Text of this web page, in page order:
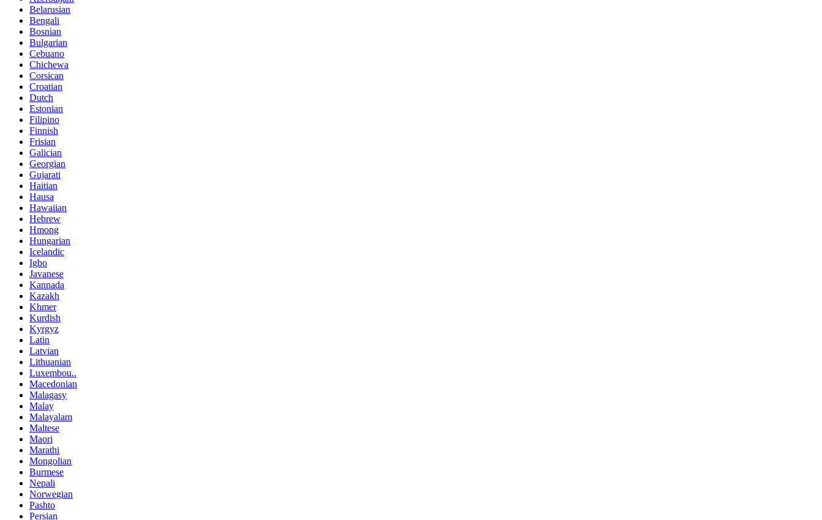
Belarusian
Bengali
Bosnian
Bulgarian
Cebuano
Chichewa
Corsican
Croatian
Dutch
Estonian
Filipino
Finnish
Frisian
Galician
Georgian
Gujarati
Haitian
Hausa
Hawaiian
Hebrew
Hmong
Hungarian
Icelandic
Igbo
Javanese
Kannada
Kazakh
Khmer
Kurdish
Kyrgyz
Latin
Latvian
Lithuanian
Luxembou..
Macedonian
Malagasy
Malay
Malayalam
Maltese
Maori
Marathi
Mongolian
Burmese
Nepali
Norwegian
Pashto
Persian